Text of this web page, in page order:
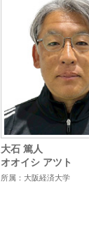
大石 篤人
オオイシ アツト
所属：大阪経済大学